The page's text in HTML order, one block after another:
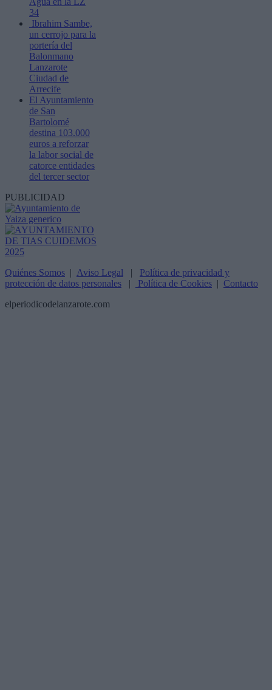
34
Ibrahim Sambe,
un cerrojo para la
portería del
Balonmano
Lanzarote
Ciudad de
Arrecife
El Ayuntamiento
de San
Bartolomé
destina 103.000
euros a reforzar
la labor social de
catorce entidades
del tercer sector
PUBLICIDAD
Quiénes Somos | Aviso Legal | Política de privacidad y
protección de datos personales | Política de Cookies | Contacto
elperiodicodelanzarote.com